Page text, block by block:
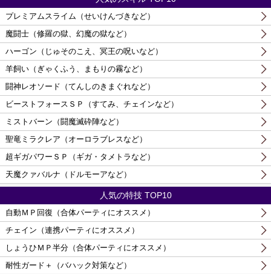
プレミアムスライム（せいけんづきなど）
魔闘士（修羅の獄、幻魔の獄など）
ハーゴン（じゅそのこえ、冥王の呪いなど）
羊飼い（ぎゃくふう、まもりの霧など）
闘神レオソード（てんしのきまぐれなど）
ビーストフォースＳＰ（すてみ、チェインなど）
ミストバーン（闘魔滅砕陣など）
聖竜ミラクレア（オーロラブレスなど）
超ギガパワーＳＰ（ギガ・タメトラなど）
天魔クァバルナ（ドルモーアなど）
人気の特技 TOP10
自動ＭＰ回復（合体パーティにオススメ）
チェイン（連携パーティにオススメ）
しょうひＭＰ半分（合体パーティにオススメ）
耐性ガード＋（バハック対策など）